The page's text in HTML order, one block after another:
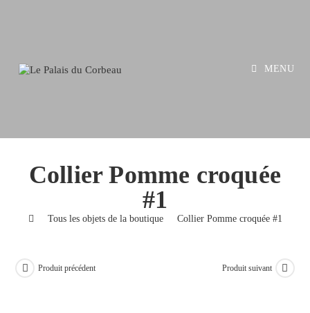
MENU
Collier Pomme croquée
#1
Tous les objets de la boutique Collier Pomme croquée #1
Produit précédent Produit suivant